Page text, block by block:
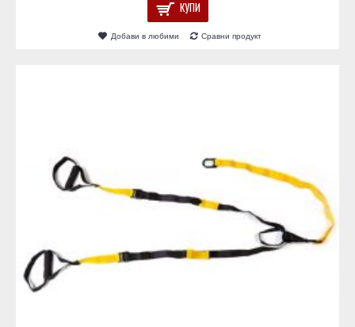
КУПИ
Добави в любими Сравни продукт